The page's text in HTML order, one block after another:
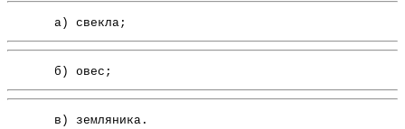
а) свекла;
б) овес;
в) земляника.